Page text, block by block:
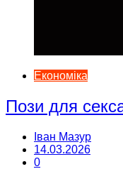
Економіка
Пози для
Іван Мазур
14.03.2026
0